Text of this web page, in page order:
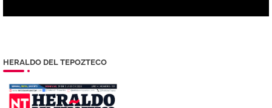
HERALDO DEL TEPOZTECO